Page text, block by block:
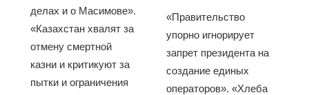
делах и о Масимове».
«Казахстан хвалят за
отмену смертной
казни и критикуют за
пытки и ограничения
«Правительство
упорно игнорирует
запрет президента на
создание единых
операторов». «Хлеба